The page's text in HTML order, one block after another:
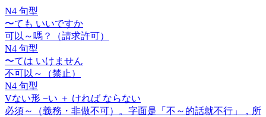
N4 句型
〜ても いいですか
可以～嗎？（請求許可）
N4 句型
〜ては いけません
不可以～（禁止）
N4 句型
Vない形 −い ＋ ければ ならない
必須～（義務・非做不可）。字面是「不～的話就不行」，所